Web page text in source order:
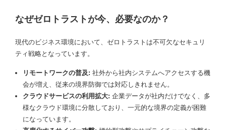
なぜゼロトラストが今、必要なのか？
現代のビジネス環境において、ゼロトラストは不可欠なセキュリ
ティ戦略となっています。
リモートワークの普及: 社外から社内システムへアクセスする機
会が増え、従来の境界防御では対応しきれません。
クラウドサービスの利用拡大: 企業データが社内だけでなく、多
様なクラウド環境に分散しており、一元的な境界の定義が困難
になっています。